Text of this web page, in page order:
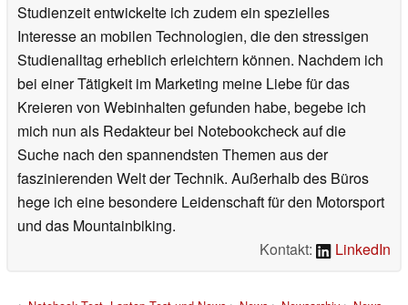
Studienzeit entwickelte ich zudem ein spezielles
Interesse an mobilen Technologien, die den stressigen
Studienalltag erheblich erleichtern können. Nachdem ich
bei einer Tätigkeit im Marketing meine Liebe für das
Kreieren von Webinhalten gefunden habe, begebe ich
mich nun als Redakteur bei Notebookcheck auf die
Suche nach den spannendsten Themen aus der
faszinierenden Welt der Technik. Außerhalb des Büros
hege ich eine besondere Leidenschaft für den Motorsport
und das Mountainbiking.
Kontakt:
LinkedIn